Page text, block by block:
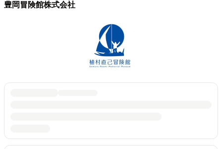
豊岡冒険館株式会社